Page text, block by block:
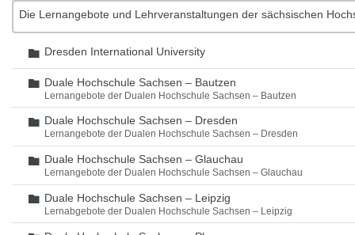
Die Lernangebote und Lehrveranstaltungen der sächsischen
Ordner
Dresden International University
Ordner
Duale Hochschule Sachsen – Bautzen
Lernangebote der Dualen Hochschule Sachsen – Bautzen
Ordner
Duale Hochschule Sachsen – Dresden
Lernangebote der Dualen Hochschule Sachsen – Dresden
Ordner
Duale Hochschule Sachsen – Glauchau
Lernangebote der Dualen Hochschule Sachsen – Glauchau
Ordner
Duale Hochschule Sachsen – Leipzig
Lernabgebote der Dualen Hochschule Sachsen – Leipzig